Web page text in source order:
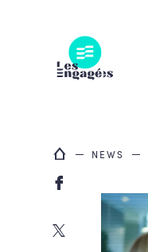
NEWS